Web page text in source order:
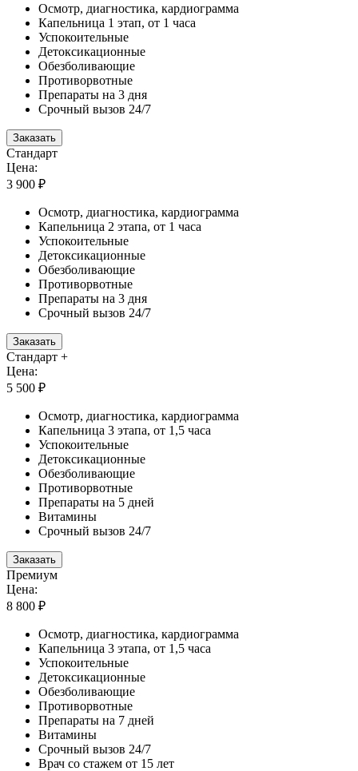
Осмотр, диагностика, кардиограмма
Капельница 1 этап, от 1 часа
Успокоительные
Детоксикационные
Обезболивающие
Противорвотные
Препараты на 3 дня
Срочный вызов 24/7
Заказать
Стандарт
Цена:
3 900 ₽
Осмотр, диагностика, кардиограмма
Капельница 2 этапа, от 1 часа
Успокоительные
Детоксикационные
Обезболивающие
Противорвотные
Препараты на 3 дня
Срочный вызов 24/7
Заказать
Стандарт +
Цена:
5 500 ₽
Осмотр, диагностика, кардиограмма
Капельница 3 этапа, от 1,5 часа
Успокоительные
Детоксикационные
Обезболивающие
Противорвотные
Препараты на 5 дней
Витамины
Срочный вызов 24/7
Заказать
Премиум
Цена:
8 800 ₽
Осмотр, диагностика, кардиограмма
Капельница 3 этапа, от 1,5 часа
Успокоительные
Детоксикационные
Обезболивающие
Противорвотные
Препараты на 7 дней
Витамины
Срочный вызов 24/7
Врач со стажем от 15 лет